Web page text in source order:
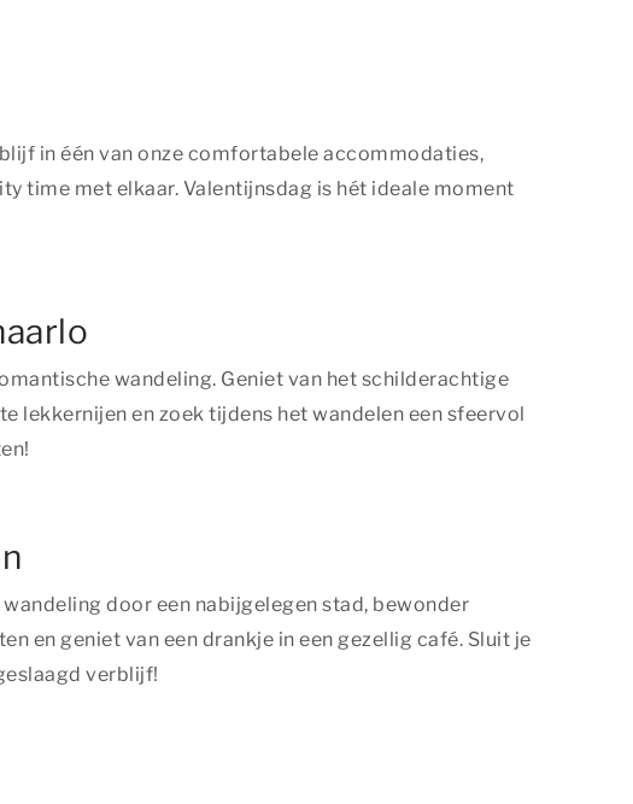
in één van onze comfortabele accommodaties,
time met elkaar. Valentijnsdag is hét ideale moment
wandeling. Geniet van het schilderachtige
lekkernijen en zoek tijdens het wandelen een sfeervol
door een nabijgelegen stad, bewonder
en geniet van een drankje in een gezellig café. Sluit je
verblijf!